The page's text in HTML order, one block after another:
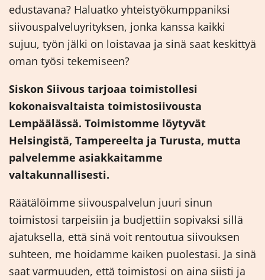
edustavana? Haluatko yhteistyökumppaniksi
siivouspalveluyrityksen, jonka kanssa kaikki
sujuu, työn jälki on loistavaa ja sinä saat keskittyä
oman työsi tekemiseen?
Siskon Siivous tarjoaa toimistollesi
kokonaisvaltaista toimistosiivousta
Lempäälässä. Toimistomme löytyvät
Helsingistä, Tampereelta ja Turusta, mutta
palvelemme asiakkaitamme
valtakunnallisesti.
Räätälöimme siivouspalvelun juuri sinun
toimistosi tarpeisiin ja budjettiin sopivaksi sillä
ajatuksella, että sinä voit rentoutua siivouksen
suhteen, me hoidamme kaiken puolestasi. Ja sinä
saat varmuuden, että toimistosi on aina siisti ja